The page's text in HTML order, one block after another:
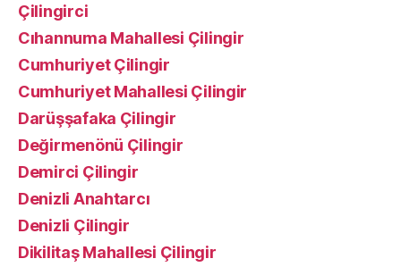
Çilingirci
Cıhannuma Mahallesi Çilingir
Cumhuriyet Çilingir
Cumhuriyet Mahallesi Çilingir
Darüşşafaka Çilingir
Değirmenönü Çilingir
Demirci Çilingir
Denizli Anahtarcı
Denizli Çilingir
Dikilitaş Mahallesi Çilingir